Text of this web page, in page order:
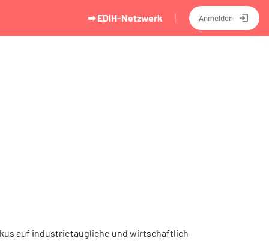
➡ EDIH-Netzwerk Anmelden
auf industrietaugliche und wirtschaftlich